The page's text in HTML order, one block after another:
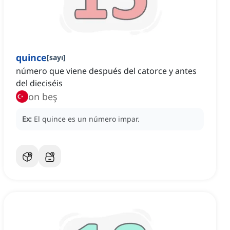
quince[sayı]
número que viene después del catorce y antes
del dieciséis
on beş
Ex: El quince es un número impar.